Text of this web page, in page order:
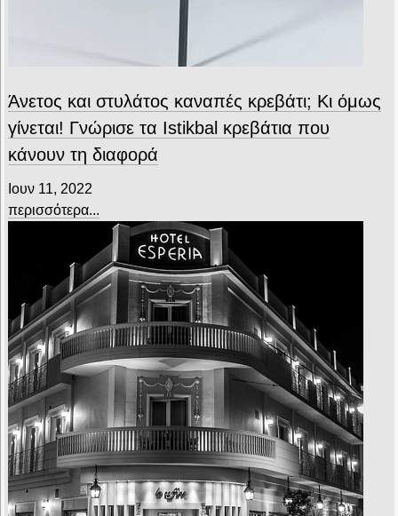
Άνετος και στυλάτος καναπές κρεβάτι; Κι όμως
γίνεται! Γνώρισε τα Istikbal κρεβάτια που
κάνουν τη διαφορά
Ιουν 11, 2022
περισσότερα...